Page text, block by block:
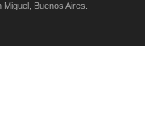
Buenos Aires.